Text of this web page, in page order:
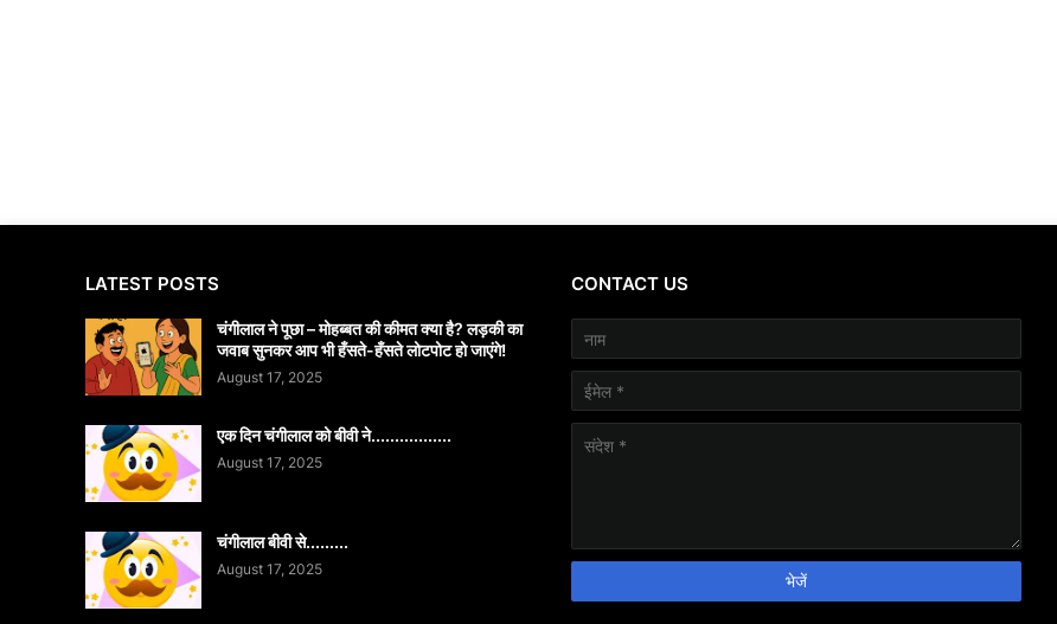
LATEST POSTS
चंगीलाल ने पूछा – मोहब्बत की कीमत क्या है? लड़की का
जवाब सुनकर आप भी हँसते-हँसते लोटपोट हो जाएंगे!
August 17, 2025
एक दिन चंगीलाल को बीवी ने.................
August 17, 2025
चंगीलाल बीवी से.........
August 17, 2025
CONTACT US